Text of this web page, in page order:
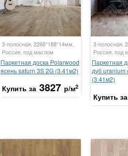
3-полосная, 2266*188*14мм,
Россия, под маслом
Паркетная доска Polarwood
ясень saturn 3S 2G (3.41м2)
Купить за 3827 р/м2
3-полосная,
Россия, под
Паркетная
дуб uranium
(3.41м2)
Купить за